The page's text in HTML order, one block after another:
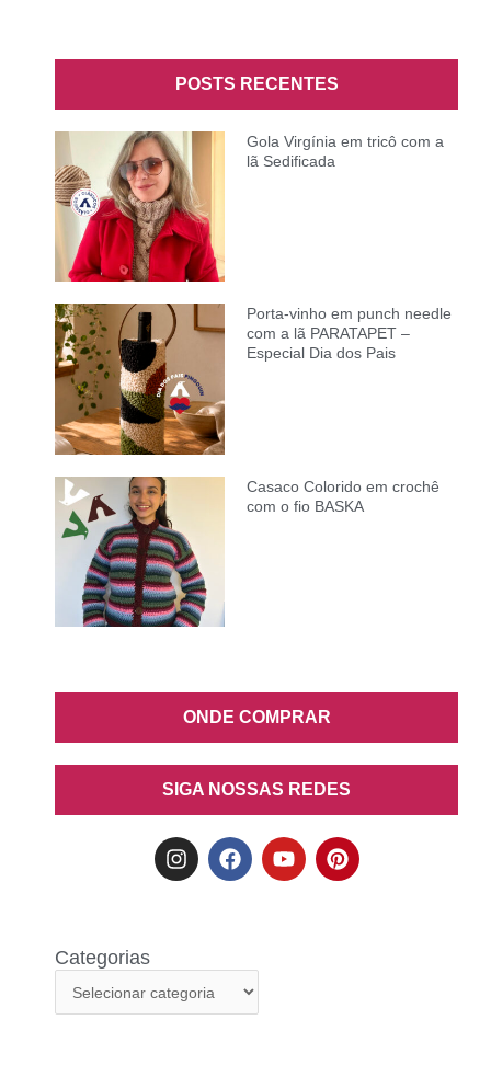
POSTS RECENTES
Gola Virgínia em tricô com a
lã Sedificada
Porta-vinho em punch needle
com a lã PARATAPET –
Especial Dia dos Pais
Casaco Colorido em crochê
com o fio BASKA
ONDE COMPRAR
SIGA NOSSAS REDES
Categorias